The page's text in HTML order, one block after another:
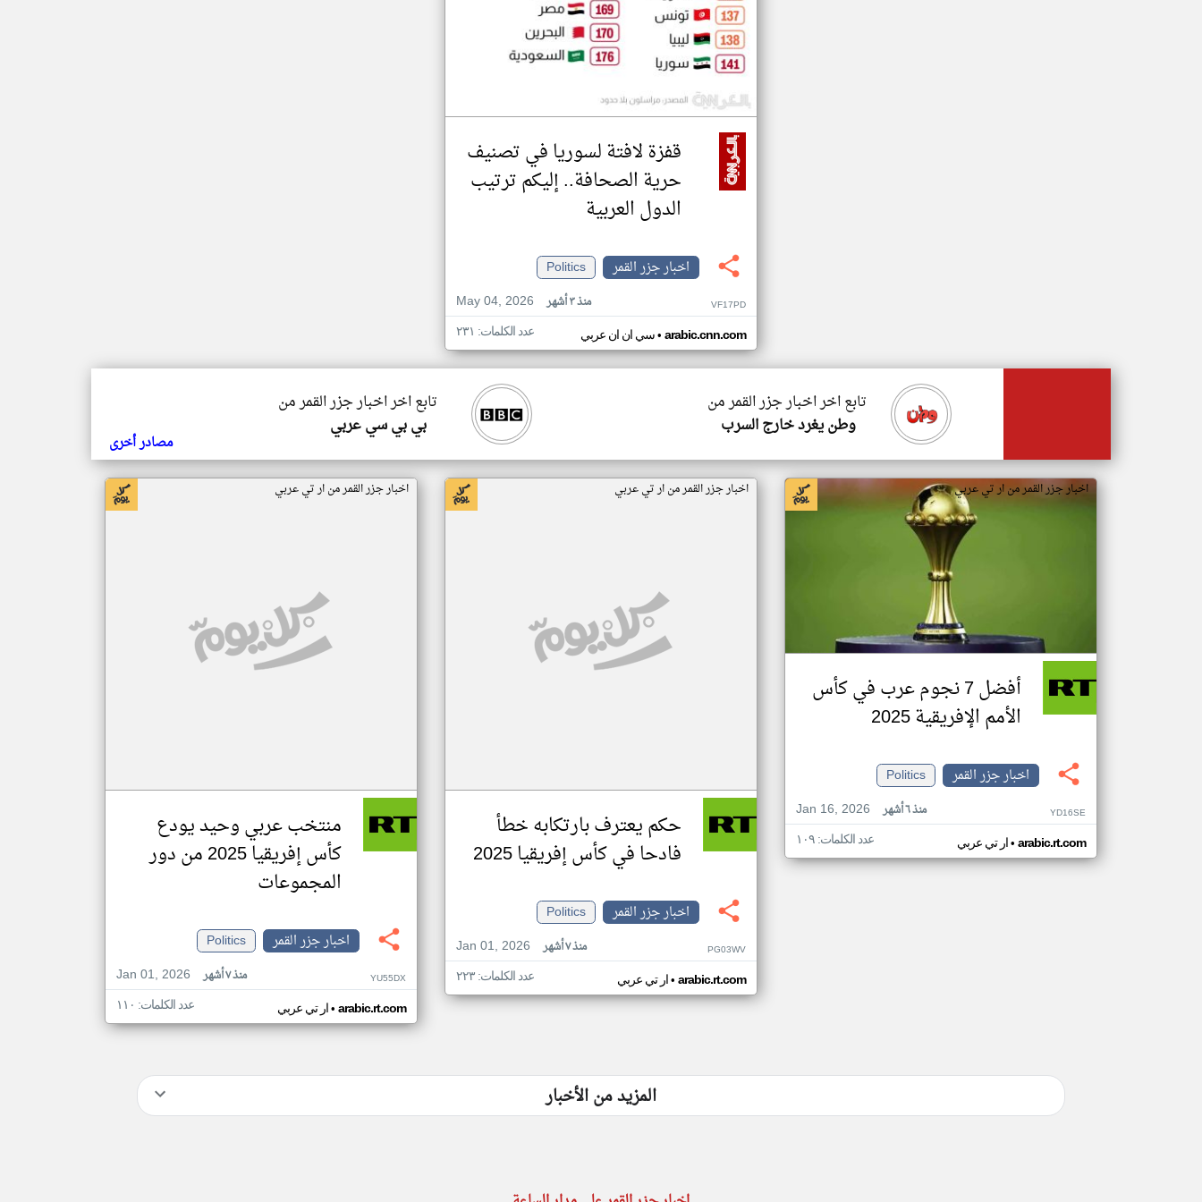
قفزة لافتة لسوريا في تصنيف
حرية الصحافة.. إليكم ترتيب
الدول العربية
اخبار جزر القمر
Politics
May 04, 2026
منذ ٣ أشهر VF17PD
سي ان ان عربي• arabic.cnn.com عدد الكلمات: ٢٣١
تابع اخر اخبار جزر القمر من
بي بي سي عربي
تابع اخر اخبار جزر القمر من
وطن يغرد خارج السرب
مصادر أخرى
اخبار جزر القمر من ار تي عربي
أفضل 7 نجوم عرب في كأس
الأمم الإفريقية 2025
اخبار جزر القمر
Politics
Jan 16, 2026
منذ ٦ أشهر YD16SE
ار تي عربي• arabic.rt.com عدد الكلمات: ١٠٩
اخبار جزر القمر من ار تي عربي
حكم يعترف بارتكابه خطأ
فادحا في كأس إفريقيا 2025
اخبار جزر القمر
Politics
Jan 01, 2026
منذ ٧ أشهر PG03WV
ار تي عربي• arabic.rt.com عدد الكلمات: ٢٢٣
اخبار جزر القمر من ار تي عربي
منتخب عربي وحيد يودع
كأس إفريقيا 2025 من دور
المجموعات
اخبار جزر القمر
Politics
Jan 01, 2026
منذ ٧ أشهر YU55DX
ار تي عربي• arabic.rt.com عدد الكلمات: ١١٠
المزيد من الأخبار